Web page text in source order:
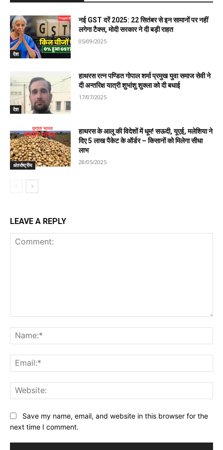
देश
नई GST दरें 2025: 22 सितंबर से इन सामानों पर नहीं
लगेगा टैक्स, मोदी सरकार ने दी बड़ी राहत
05/09/2025
देश
हाथरस रत्न पण्डित गोपाल शर्मा प्रमुख युवा समाज सेवी ने
दी अन्तरिक्ष यात्री शुभांशु शुक्ला को दी बधाई
17/07/2025
अंतर्राष्ट्रीय
हाथरस के आलू की विदेशों में धूम! सऊदी, यूएई, मलेशिया ने
दिए 5 लाख पैकेट के ऑर्डर – किसानों को मिलेगा सीधा
लाभ
28/05/2025
LEAVE A REPLY
Save my name, email, and website in this browser for the
next time I comment.